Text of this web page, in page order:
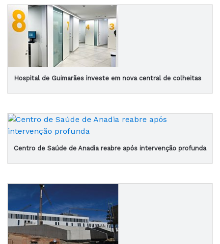
Hospital de Guimarães investe em nova central de colheitas
Centro de Saúde de Anadia reabre após intervenção profunda